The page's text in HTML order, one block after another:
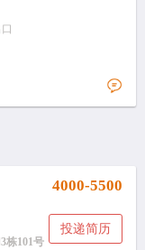
4000-5500
投递简历
栋101号